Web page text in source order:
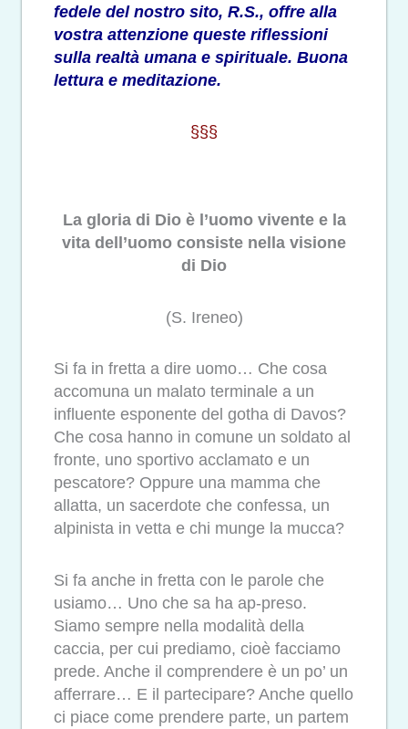
fedele del nostro sito, R.S., offre alla
vostra attenzione queste riflessioni
sulla realtà umana e spirituale. Buona
lettura e meditazione.
§§§
La gloria di Dio è l’uomo vivente e la
vita dell’uomo consiste nella visione
di Dio
(S. Ireneo)
Si fa in fretta a dire uomo… Che cosa
accomuna un malato terminale a un
influente esponente del gotha di Davos?
Che cosa hanno in comune un soldato al
fronte, uno sportivo acclamato e un
pescatore? Oppure una mamma che
allatta, un sacerdote che confessa, un
alpinista in vetta e chi munge la mucca?
Si fa anche in fretta con le parole che
usiamo… Uno che sa ha ap-preso.
Siamo sempre nella modalità della
caccia, per cui prediamo, cioè facciamo
prede. Anche il comprendere è un po’ un
afferrare… E il partecipare? Anche quello
ci piace come prendere parte, un partem